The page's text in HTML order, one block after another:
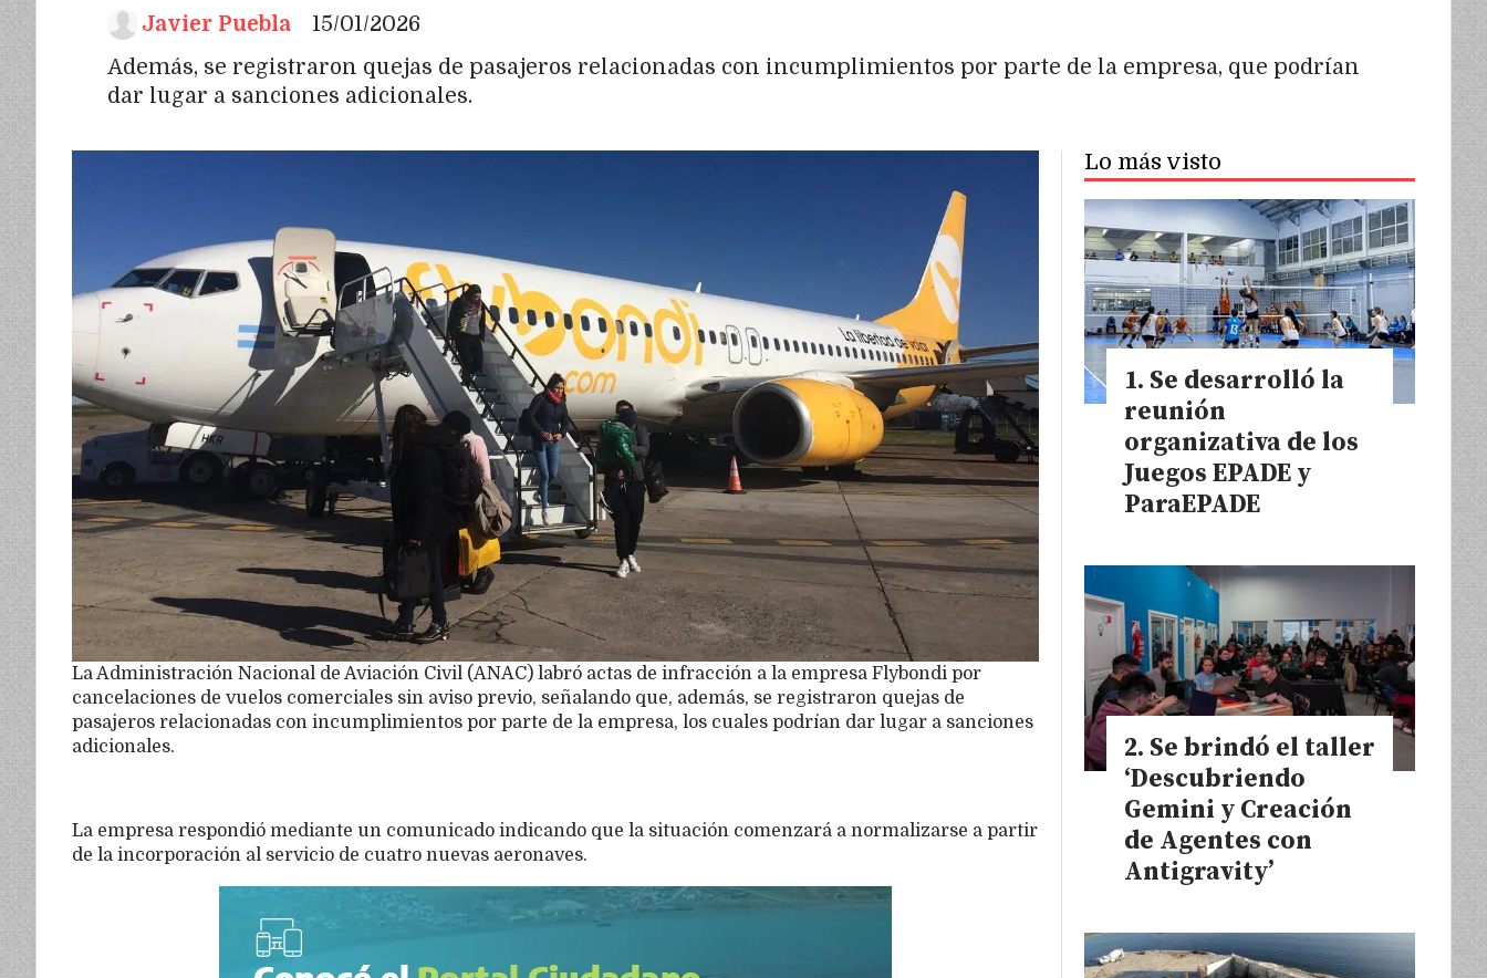
Además, se registraron quejas de pasajeros relacionadas con incumplimientos por parte de la empresa, que podrían
dar lugar a sanciones adicionales.
15/01/2026
Javier Puebla
La Administración Nacional de Aviación Civil (ANAC) labró actas de infracción a la empresa Flybondi por
cancelaciones de vuelos comerciales sin aviso previo, señalando que, además, se registraron quejas de
pasajeros relacionadas con incumplimientos por parte de la empresa, los cuales podrían dar lugar a sanciones
adicionales.
La empresa respondió mediante un comunicado indicando que la situación comenzará a normalizarse a partir
de la incorporación al servicio de cuatro nuevas aeronaves.
Lo más visto
Se desarrolló la
reunión
organizativa de los
Juegos EPADE y
ParaEPADE
Se brindó el taller
‘Descubriendo
Gemini y Creación
de Agentes con
Antigravity’